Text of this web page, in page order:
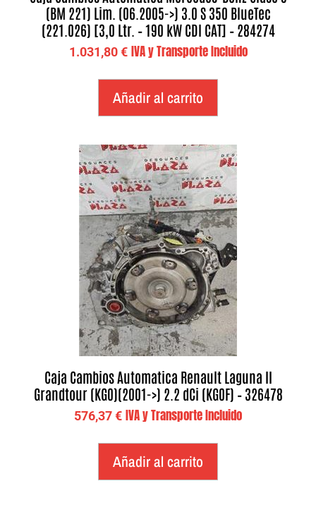
(BM 221) Lim. (06.2005->) 3.0 S 350 BlueTec
(221.026) [3,0 Ltr. – 190 kW CDI CAT] – 284274
1.031,80€ IVA y Transporte Incluido
Añadir al carrito
Caja Cambios Automatica Renault Laguna II
Grandtour (KG0)(2001->) 2.2 dCi (KG0F) – 326478
576,37€ IVA y Transporte Incluido
Añadir al carrito